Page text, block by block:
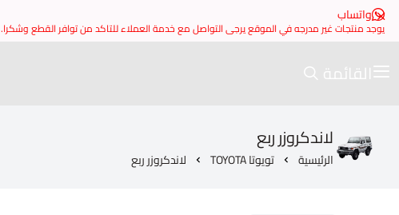
واتساب
يوجد منتجات غير مدرجه في الموقع يرجى التواصل مع خدمة العملاء للتاكد من توافر القطع وشكرا.
القائمة
لاندكروزر ربع
الرئيسية تويوتا TOYOTA لاندكروزر ربع